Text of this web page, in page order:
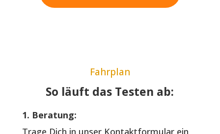
Fahrplan
So läuft das Testen ab:
1. Beratung: